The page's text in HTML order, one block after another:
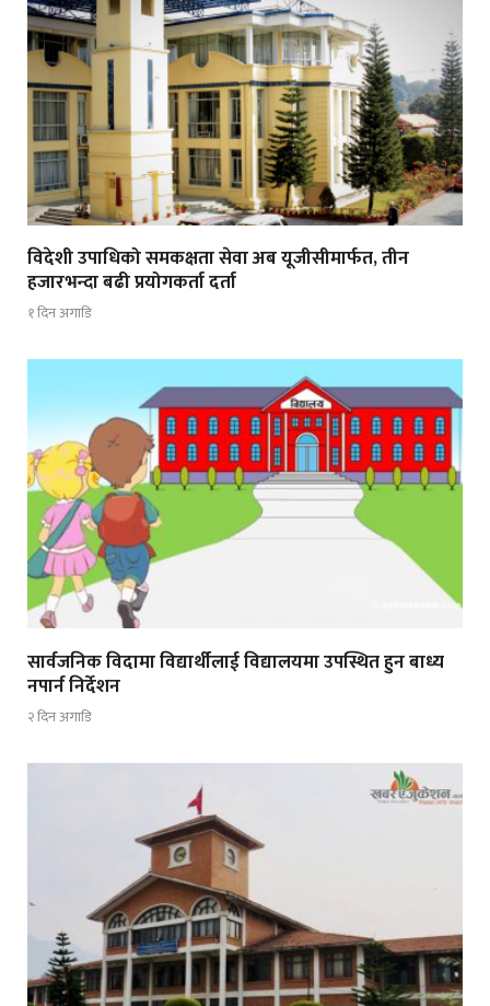
विदेशी उपाधिको समकक्षता सेवा अब यूजीसीमार्फत, तीन
हजारभन्दा बढी प्रयोगकर्ता दर्ता
१ दिन अगाडि
सार्वजनिक विदामा विद्यार्थीलाई विद्यालयमा उपस्थित हुन बाध्य
नपार्न निर्देशन
२ दिन अगाडि